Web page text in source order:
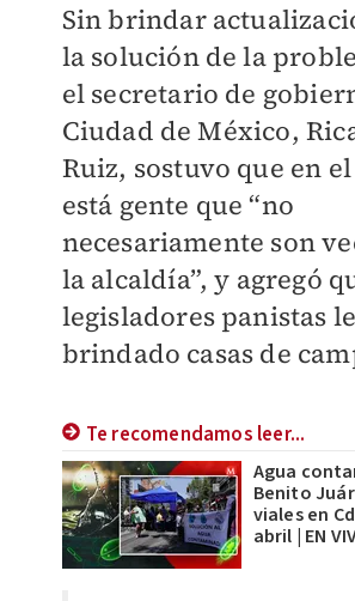
Sin brindar
la solución de la
el secretario de
Ciudad de México,
Ruiz, sostuvo que en
está gente que “no
necesariamente son
la alcaldía”, y agregó
legisladores panistas
brindado casas de
Te recomendamos leer...
Agua
Benito
viales en
abril | EN